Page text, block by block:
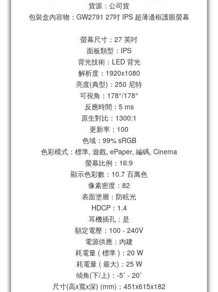
貨源：公司貨
包裝盒內容物：GW2791 27吋 IPS 超薄邊框護眼螢幕
螢幕尺寸：27 英吋
面板類型：IPS
背光技術：LED 背光
解析度：1920x1080
亮度(典型)：250 尼特
可視角：178°/178°
反應時間：5 ms
原生對比：1300:1
更新率：100
色域：99% sRGB
色彩模式：標準, 遊戲, ePaper, 編碼, Cinema
螢幕比例：16:9
顯示色彩數：10.7 百萬色
像素密度：82
表面塗層：防眩光
HDCP：1.4
耳機插孔：是
額定電壓：100 - 240V
電源供應：內建
耗電量 ( 標準 )：20 W
耗電量 ( 最大)：25 W
傾角(下/上)：-5˚ - 20˚
尺寸(高x寬x深) (mm)：451x615x182